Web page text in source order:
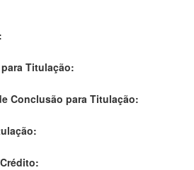
Titulação:
Conclusão para Titulação: